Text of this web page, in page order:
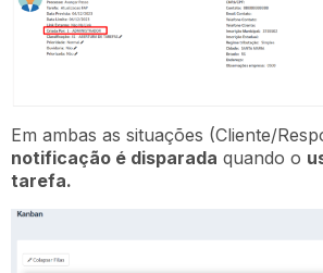
Em ambas as situações (Cliente/
notificação é disparada quando o
tarefa.